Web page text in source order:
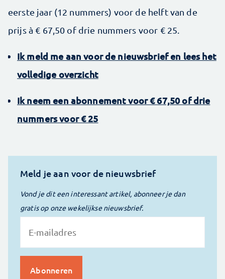
eerste jaar (12 nummers) voor de helft van de
prijs à € 67,50 of drie nummers voor € 25.
Ik meld me aan voor de nieuwsbrief en lees het
volledige overzicht
Ik neem een abonnement voor € 67,50 of drie
nummers voor € 25
Meld je aan voor de nieuwsbrief
Vond je dit een interessant artikel, abonneer je dan
gratis op onze wekelijkse nieuwsbrief.